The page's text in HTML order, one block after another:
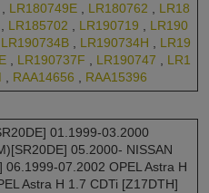
, LR180749E , LR180762 , LR18
, LR185702 , LR190719 , LR190
LR190734B , LR190734H , LR19
, LR190737F , LR190747 , LR1
, RAA14656 , RAA15396
01.1999-03.2000
05.2000- NISSAN
07.2002 OPEL Astra H
Astra H 1.7 CDTi [Z17DTH]